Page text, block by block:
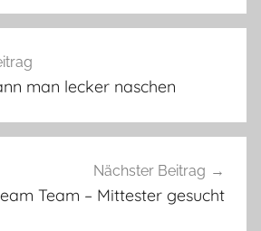
man lecker naschen
Nächster Beitrag
Team – Mittester gesucht